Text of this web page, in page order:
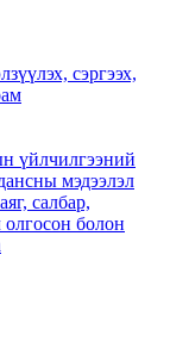
сэргээх,
үйлчилгээний
мэдээлэл
салбар,
олгосон болон